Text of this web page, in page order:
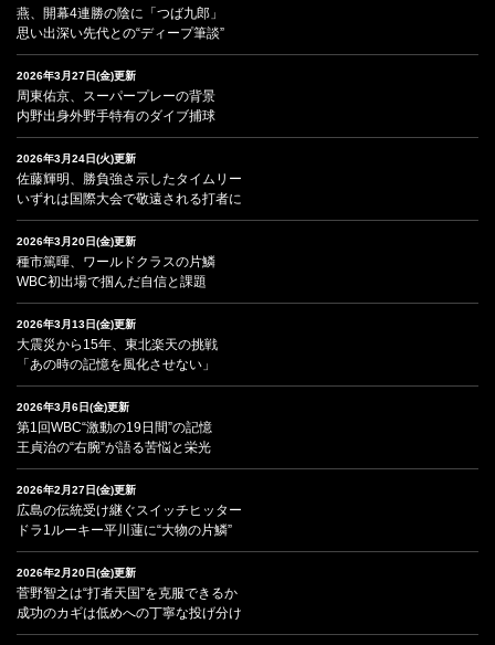
燕、開幕4連勝の陰に「つば九郎」
思い出深い先代との“ディープ筆談”
2026年3月27日(金)更新
周東佑京、スーパープレーの背景
内野出身外野手特有のダイブ捕球
2026年3月24日(火)更新
佐藤輝明、勝負強さ示したタイムリー
いずれは国際大会で敬遠される打者に
2026年3月20日(金)更新
種市篤暉、ワールドクラスの片鱗
WBC初出場で掴んだ自信と課題
2026年3月13日(金)更新
大震災から15年、東北楽天の挑戦
「あの時の記憶を風化させない」
2026年3月6日(金)更新
第1回WBC“激動の19日間”の記憶
王貞治の“右腕”が語る苦悩と栄光
2026年2月27日(金)更新
広島の伝統受け継ぐスイッチヒッター
ドラ1ルーキー平川蓮に“大物の片鱗”
2026年2月20日(金)更新
菅野智之は“打者天国”を克服できるか
成功のカギは低めへの丁寧な投げ分け